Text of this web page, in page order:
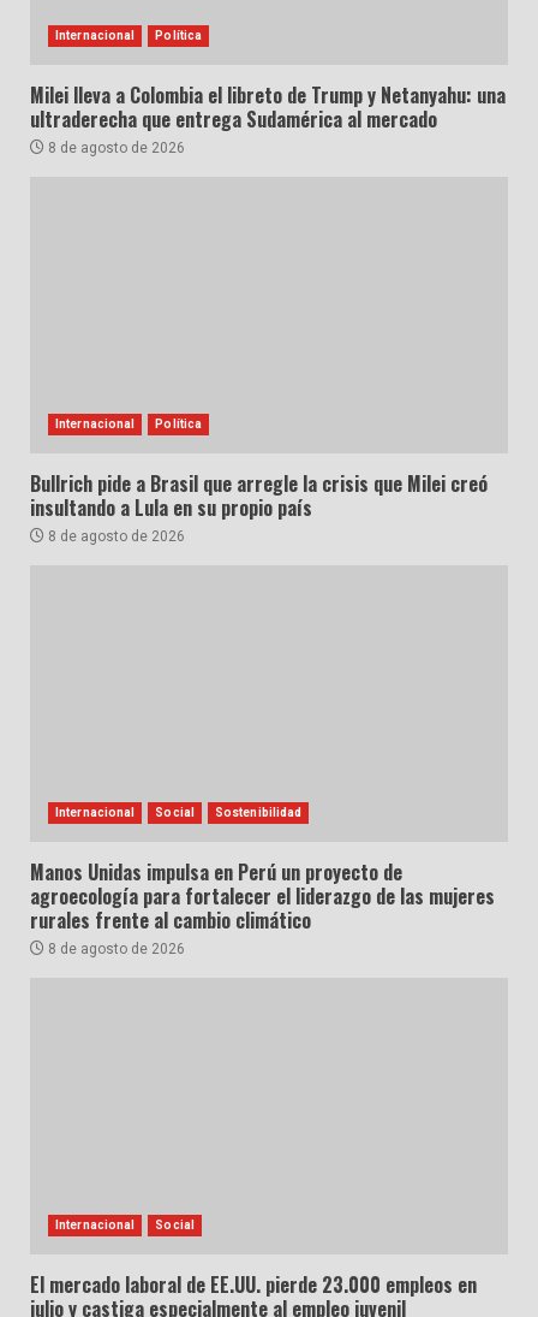
Internacional Política
Milei lleva a Colombia el libreto de Trump y Netanyahu: una
ultraderecha que entrega Sudamérica al mercado
8 de agosto de 2026
Internacional Política
Bullrich pide a Brasil que arregle la crisis que Milei creó
insultando a Lula en su propio país
8 de agosto de 2026
Internacional Social Sostenibilidad
Manos Unidas impulsa en Perú un proyecto de
agroecología para fortalecer el liderazgo de las mujeres
rurales frente al cambio climático
8 de agosto de 2026
Internacional Social
El mercado laboral de EE.UU. pierde 23.000 empleos en
julio y castiga especialmente al empleo juvenil